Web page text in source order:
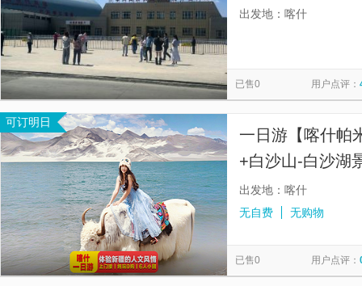
区接送】
出发地：喀什
已售0 用户点评：
可订明日
一日游【喀什帕
+白沙山-白沙湖
+优待人群价格
出发地：喀什
无自费
无购物
已售0 用户点评：